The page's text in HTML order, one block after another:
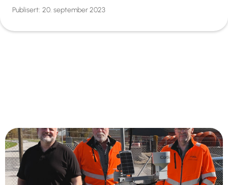
Publisert: 20. september 2023